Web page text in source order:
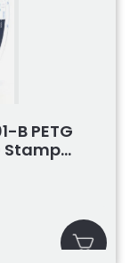
B PETG
Stamp...